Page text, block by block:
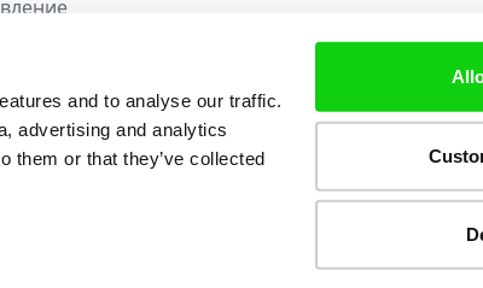
and to analyse our traffic.
advertising and analytics
them or that they’ve collected
Сигурно плащане